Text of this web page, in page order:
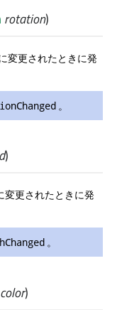
rotation)
変更されたときに発
。
)
変更されたときに発
。
color)